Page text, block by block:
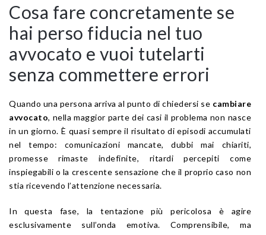
Cosa fare concretamente se
hai perso fiducia nel tuo
avvocato e vuoi tutelarti
senza commettere errori
Quando una persona arriva al punto di chiedersi se cambiare
avvocato, nella maggior parte dei casi il problema non nasce
in un giorno. È quasi sempre il risultato di episodi accumulati
nel tempo: comunicazioni mancate, dubbi mai chiariti,
promesse rimaste indefinite, ritardi percepiti come
inspiegabili o la crescente sensazione che il proprio caso non
stia ricevendo l’attenzione necessaria.
In questa fase, la tentazione più pericolosa è agire
esclusivamente sull’onda emotiva. Comprensibile, ma